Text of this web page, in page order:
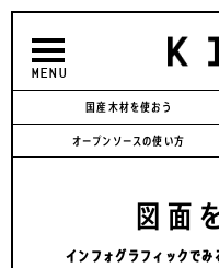
MENU
国産木材を使おう
オープンソースの使い方
図面
インフォグラフィックで